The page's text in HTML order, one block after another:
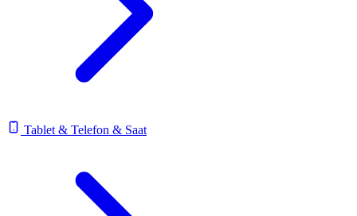
Tablet & Telefon & Saat